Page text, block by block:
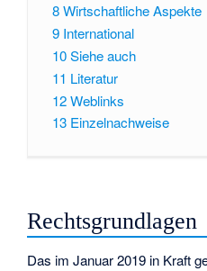
8Wirtschaftliche Aspekte
9 International
10Siehe auch
11 Literatur
12Weblinks
13 Einzelnachweise
Rechtsgrundlagen
Das im Januar 2019 in Kraft